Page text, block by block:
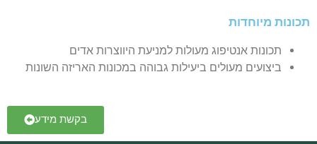
תכונות מיוחדות
תכונות אנטיפוג מעולות למניעת היווצרות אדים
ביצועים מעולים ביעילות גבוהה במכונות האריזה השונות
בקשת מידע